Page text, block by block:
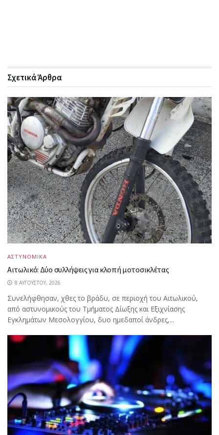
ΣχετικάΆρθρα
ΑΣΤΥΝΟΜΙΚΑ
Αιτωλικό: Δύο συλλήψεις για κλοπή μοτοσικλέτας
8 ΑΥΓΟΎΣΤΟΥ, 2026
Συνελήφθησαν, χθες το βράδυ, σε περιοχή του Αιτωλικού,
από αστυνομικούς του Τμήματος Δίωξης και Εξιχνίασης
Εγκλημάτων Μεσολογγίου, δυο ημεδαποί άνδρες,...